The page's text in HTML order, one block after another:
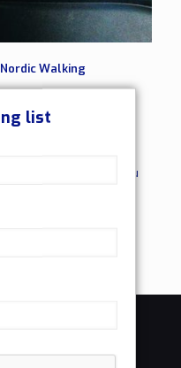
Walking
Milanese, davanti a
Leggi di più
list